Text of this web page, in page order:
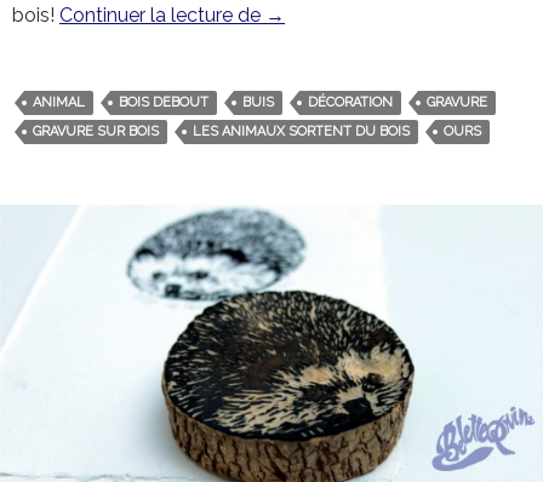
bois! Continuer la lecture de Les animaux sortent du bois –
→
ANIMAL BOIS DEBOUT BUIS DÉCORATION
GRAVURE
GRAVURE SUR BOIS
LES ANIMAUX SORTENT DU BOIS OURS